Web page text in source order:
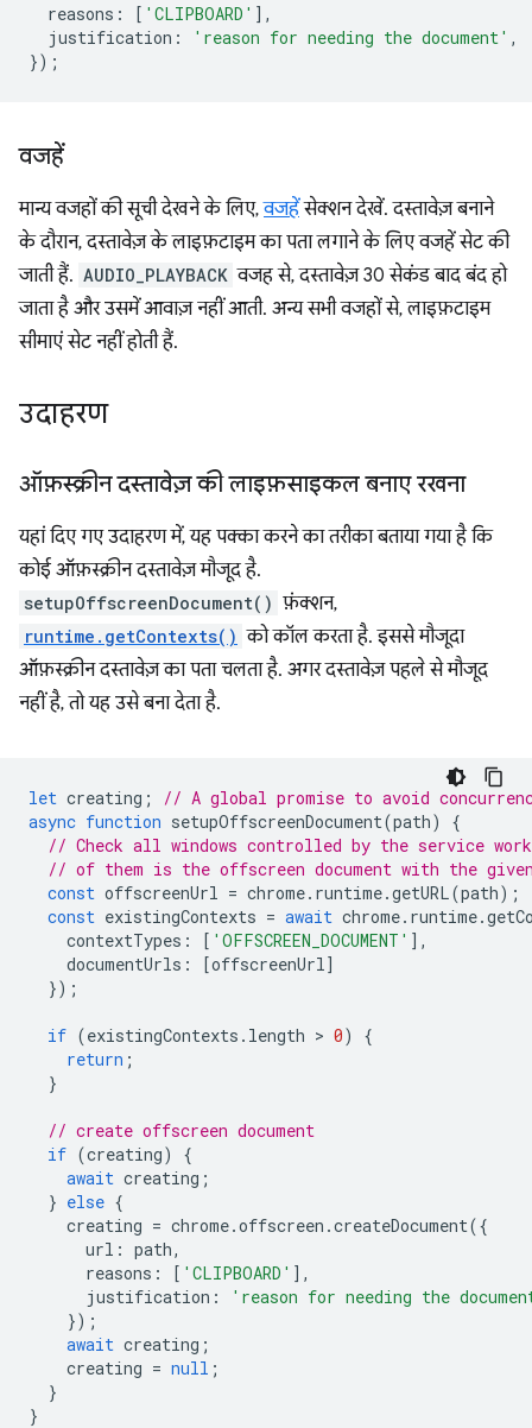
reasons : [ 'CLIPBOARD' ],
justification : 'reason for needing the document' ,
});
वजहें
मान्य वजहों की सूची देखने के लिए,वजहेंसेक्शन देखें. दस्तावेज़ बनाने
के दौरान, दस्तावेज़ के लाइफ़टाइम का पता लगाने के लिए वजहें सेट की
जाती हैं. AUDIO_PLAYBACK वजह से, दस्तावेज़ 30 सेकंड बाद बंद हो
जाता है और उसमें आवाज़ नहीं आती. अन्य सभी वजहों से, लाइफ़टाइम
सीमाएं सेट नहीं होती हैं.
उदाहरण
ऑफ़स्क्रीन दस्तावेज़ की लाइफ़साइकल बनाए रखना
यहां दिए गए उदाहरण में, यह पक्का करने का तरीका बताया गया है कि
कोई ऑफ़स्क्रीन दस्तावेज़ मौजूद है.
setupOffscreenDocument() फ़ंक्शन,
runtime.getContexts() को कॉल करता है. इससे मौजूदा
ऑफ़स्क्रीन दस्तावेज़ का पता चलता है. अगर दस्तावेज़ पहले से मौजूद
नहीं है, तो यह उसे बना देता है.
let creating ;
// A global promise to avoid
async function setupOffscreenDocument(path)
{
// Check all windows controlled by the service
// of them is the offscreen document with the
const offscreenUrl = chrome. runtime.getURL(path);
const existingContexts = await chrome. runtime.
contextTypes : [ 'OFFSCREEN_DOCUMENT' ],
documentUrls : [offscreenUrl]
});
if (existingContexts . length > 0)
{
return ;
}
// create offscreen document
if (creating)
{
await creating ;
} else {
creating = chrome.offscreen .createDocument({
url : path,
reasons : [ 'CLIPBOARD' ],
justification :
'reason for needing the
});
await creating ;
creating = null ;
}
}